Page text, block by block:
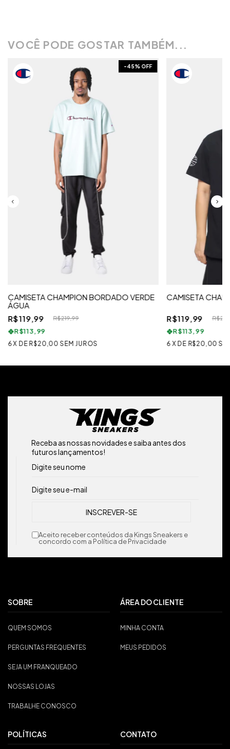
VOCÊ PODE GOSTAR TAMBÉM...
-45% OFF
CAMISETA CHAMPION BORDADO VERDE
ÁGUA
R$119,99
R$219,99
R$113,99
6X DE R$20,00 SEM JUROS
CAMISETA
R$119,99
R$113,99
6 X DE R$20,00
Receba as nossas novidades e saiba antes dos
futuros lançamentos!
Aceito receber conteúdos da Kings Sneakers e
concordo com a Política de Privacidade
SOBRE
QUEM SOMOS
PERGUNTAS FREQUENTES
SEJA UM FRANQUEADO
NOSSAS LOJAS
TRABALHE CONOSCO
ÁREA DO CLIENTE
MINHA CONTA
MEUS PEDIDOS
POLÍTICAS CONTATO